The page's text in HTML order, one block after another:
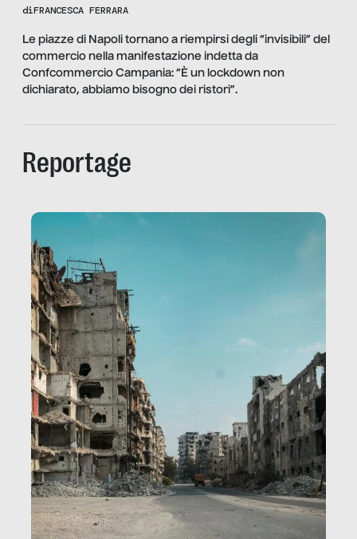
diFRANCESCA FERRARA
Le piazze di Napoli tornano a riempirsi degli “invisibili” del
commercio nella manifestazione indetta da
Confcommercio Campania: “È un lockdown non
dichiarato, abbiamo bisogno dei ristori”.
Reportage